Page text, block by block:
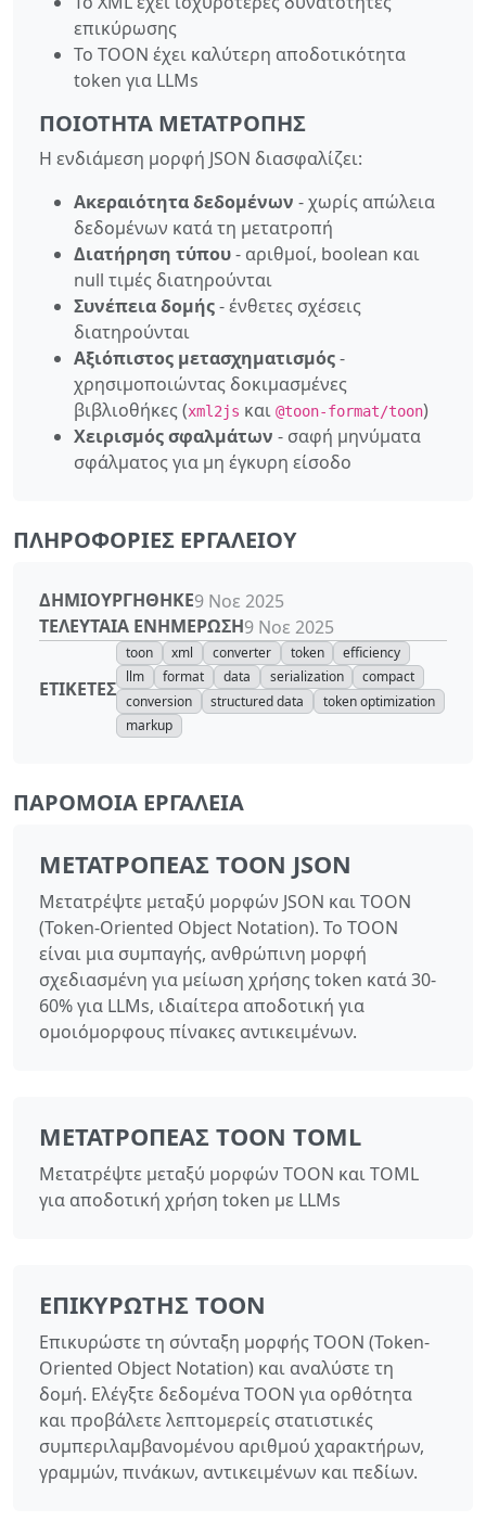
επικύρωσης
Το TOON έχει καλύτερη αποδοτικότητα
token για LLMs
ΠΟΙΌΤΗΤΑ ΜΕΤΑΤΡΟΠΉΣ
Η ενδιάμεση μορφή JSON διασφαλίζει:
Ακεραιότητα δεδομένων - χωρίς απώλεια
δεδομένων κατά τη μετατροπή
Διατήρηση τύπου- αριθμοί, boolean και
null τιμές διατηρούνται
Συνέπεια δομής- ένθετες σχέσεις
διατηρούνται
Αξιόπιστος μετασχηματισμός-
χρησιμοποιώντας δοκιμασμένες
βιβλιοθήκες (xml2js και @toon-format/toon)
Χειρισμός σφαλμάτων - σαφή μηνύματα
σφάλματος για μη έγκυρη είσοδο
ΠΛΗΡΟΦΟΡΊΕΣ ΕΡΓΑΛΕΊΟΥ
ΔΗΜΙΟΥΡΓΉΘΗΚΕ9 Νοε 2025
ΤΕΛΕΥΤΑΊΑ ΕΝΗΜΈΡΩΣΗ9 Νοε 2025
ΕΤΙΚΈΤΕΣ
toon xml converter token
efficiency
llm
format data serialization
compact
conversion
structured data
token optimization
markup
ΠΑΡΌΜΟΙΑ ΕΡΓΑΛΕΊΑ
ΜΕΤΑΤΡΟΠΈΑΣ TOON JSON
Μετατρέψτε μεταξύ μορφών JSON και TOON
(Token-Oriented Object Notation). Το TOON
είναι μια συμπαγής, ανθρώπινη μορφή
σχεδιασμένη για μείωση χρήσης token κατά 30-
60% για LLMs, ιδιαίτερα αποδοτική για
ομοιόμορφους πίνακες αντικειμένων.
ΜΕΤΑΤΡΟΠΈΑΣ TOON TOML
Μετατρέψτε μεταξύ μορφών TOON και TOML
για αποδοτική χρήση token με LLMs
ΕΠΙΚΥΡΩΤΉΣ TOON
Επικυρώστε τη σύνταξη μορφής TOON (Token-
Oriented Object Notation) και αναλύστε τη
δομή. Ελέγξτε δεδομένα TOON για ορθότητα
και προβάλετε λεπτομερείς στατιστικές
συμπεριλαμβανομένου αριθμού χαρακτήρων,
γραμμών, πινάκων, αντικειμένων και πεδίων.